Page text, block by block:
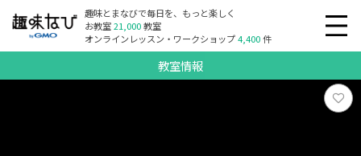
趣味とまなびで毎日を、もっと楽しく
お教室21,000教室
オンラインレッスン・ワークショップ4,400件
教室情報